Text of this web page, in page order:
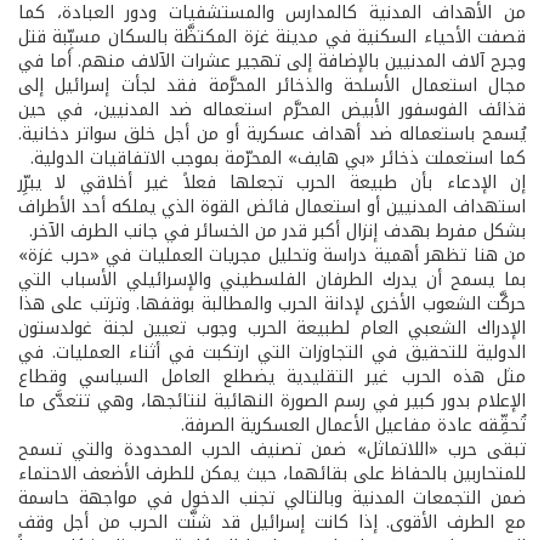
من الأهداف المدنية كالمدارس والمستشفيات ودور العبادة، كما
قصفت الأحياء السكنية في مدينة غزة المكتظَّة بالسكان مسبِّبة قتل
وجرح آلاف المدنيين بالإضافة إلى تهجير عشرات الآلاف منهم. أما في
مجال استعمال الأسلحة والذخائر المحرَّمة فقد لجأت إسرائيل إلى
قذائف الفوسفور الأبيض المحرَّم استعماله ضد المدنيين، في حين
يُسمح باستعماله ضد أهداف عسكرية أو من أجل خلق سواتر دخانية.
كما استعملت ذخائر «بي هايف» المحرّمة بموجب الاتفاقيات الدولية.
إن الإدعاء بأن طبيعة الحرب تجعلها فعلاً غير أخلاقي لا يبرِّر
استهداف المدنيين أو استعمال فائض القوة الذي يملكه أحد الأطراف
بشكل مفرط بهدف إنزال أكبر قدر من الخسائر في جانب الطرف الآخر.
من هنا تظهر أهمية دراسة وتحليل مجريات العمليات في «حرب غزة»
بما يسمح أن يدرك الطرفان الفلسطيني والإسرائيلي الأسباب التي
حركَّت الشعوب الأخرى لإدانة الحرب والمطالبة بوقفها. وترتب على هذا
الإدراك الشعبي العام لطبيعة الحرب وجوب تعيين لجنة غولدستون
الدولية للتحقيق في التجاوزات التي ارتكبت في أثناء العمليات. في
مثل هذه الحرب غير التقليدية يضطلع العامل السياسي وقطاع
الإعلام بدور كبير في رسم الصورة النهائية لنتائجها، وهي تتعدَّى ما
تُحقِّقه عادة مفاعيل الأعمال العسكرية الصرفة.
تبقى حرب «اللاتماثل» ضمن تصنيف الحرب المحدودة والتي تسمح
للمتحاربين بالحفاظ على بقائهما، حيث يمكن للطرف الأضعف الاحتماء
ضمن التجمعات المدنية وبالتالي تجنب الدخول في مواجهة حاسمة
مع الطرف الأقوى. إذا كانت إسرائيل قد شنَّت الحرب من أجل وقف